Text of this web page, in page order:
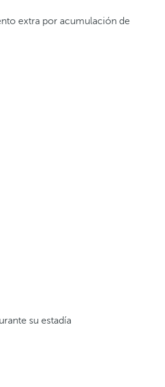
extra por acumulación de
su estadía